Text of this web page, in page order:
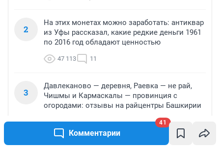
Комментарии
41
2
На этих монетах можно заработать: антиквар
из Уфы рассказал, какие редкие деньги 1961
по 2016 год обладают ценностью
47 113 11
3
Давлеканово — деревня, Раевка — не рай,
Чишмы и Кармаскалы — провинция с
огородами: отзывы на райцентры Башкирии
37 076 20